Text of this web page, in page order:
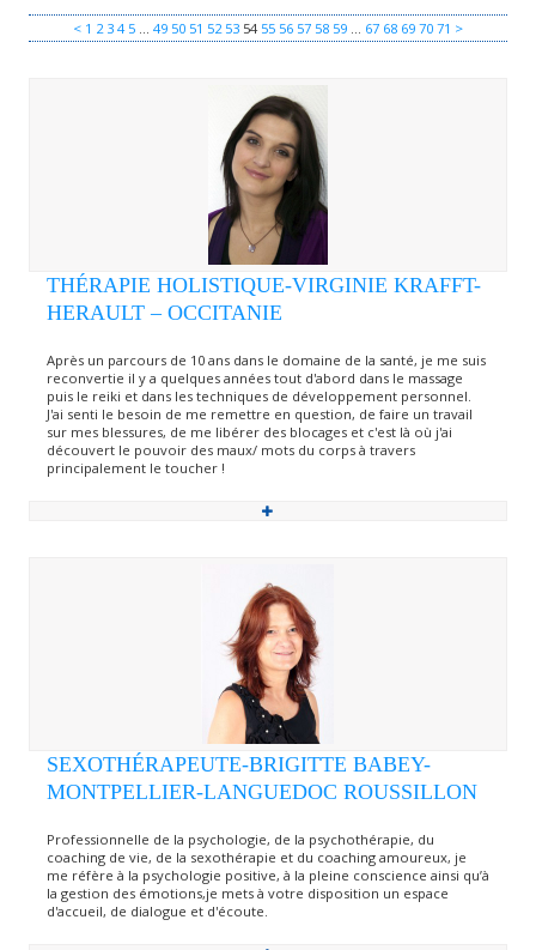
< 1 2 3 4 5 … 49 50 51 52 53 54 55 56 57 58 59 … 67 68 69 70 71 >
THÉRAPIE HOLISTIQUE-VIRGINIE KRAFFT-
HERAULT – OCCITANIE
Après un parcours de 10 ans dans le domaine de la santé, je me suis
reconvertie il y a quelques années tout d'abord dans le massage
puis le reiki et dans les techniques de développement personnel. ​
J'ai senti le besoin de me remettre en question, de faire un travail
sur mes blessures, de me libérer des blocages et c'est là où j'ai
découvert le pouvoir des maux/ mots du corps à travers
principalement le toucher !
SEXOTHÉRAPEUTE-BRIGITTE BABEY-
MONTPELLIER-LANGUEDOC ROUSSILLON
Professionnelle de la psychologie, de la psychothérapie, du
coaching de vie, de la sexothérapie et du coaching amoureux, je
me réfère à la psychologie positive, à la pleine conscience ainsi qu’à
la gestion des émotions,je mets à votre disposition un espace
d'accueil, de dialogue et d'écoute.